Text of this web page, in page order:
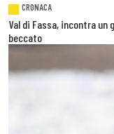
CRONACA
Val di Fassa, incontra
beccato